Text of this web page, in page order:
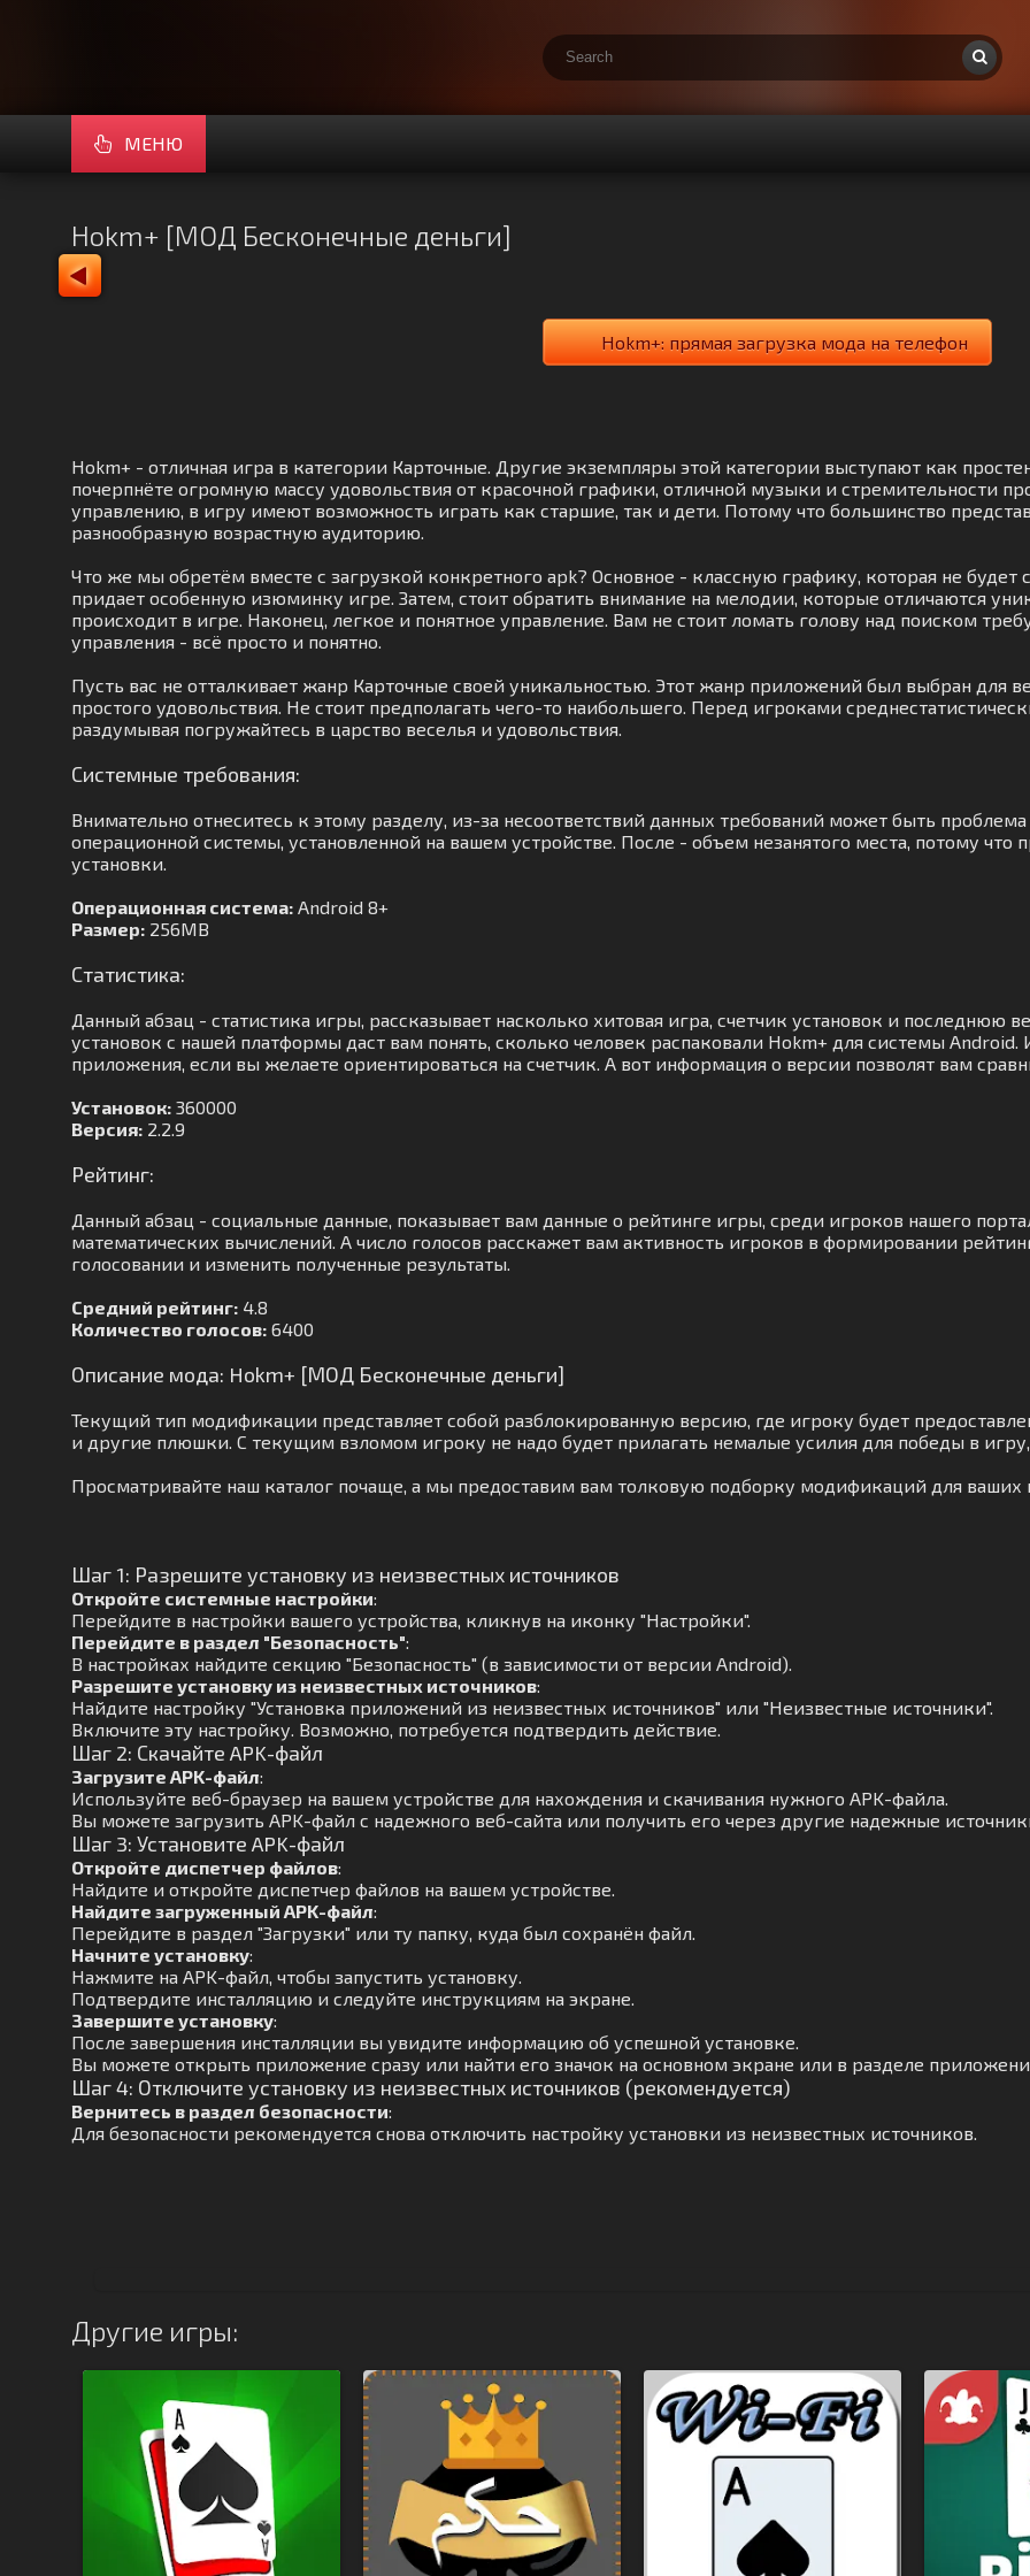
МЕНЮ
Hokm+ [МОД Бесконечные деньги]
Hokm+: прямая загрузка мода на телефон
Hokm+ - отличная игра в категории Карточные. Другие экземпляры этой категории выступают как
почерпнёте огромную массу удовольствия от красочной графики, отличной музыки и стремительности
управлению, в игру имеют возможность играть как старшие, так и дети. Потому что большинство
разнообразную возрастную аудиторию.
Что же мы обретём вместе с загрузкой конкретного apk? Основное - классную графику, которая не
придает особенную изюминку игре. Затем, стоит обратить внимание на мелодии, которые отличаются
происходит в игре. Наконец, легкое и понятное управление. Вам не стоит ломать голову над поиском
управления - всё просто и понятно.
Пусть вас не отталкивает жанр Карточные своей уникальностью. Этот жанр приложений был выбран для
простого удовольствия. Не стоит предполагать чего-то наибольшего. Перед игроками
раздумывая погружайтесь в царство веселья и удовольствия.
Системные требования:
Внимательно отнеситесь к этому разделу, из-за несоответствий данных требований может быть
операционной системы, установленной на вашем устройстве. После - объем незанятого места, потому что
установки.
Операционная система: Android 8+
Размер: 256MB
Статистика:
Данный абзац - статистика игры, рассказывает насколько хитовая игра, счетчик установок и последнюю
установок с нашей платформы даст вам понять, сколько человек распаковали Hokm+ для системы
приложения, если вы желаете ориентироваться на счетчик. А вот информация о версии позволят вам
Установок: 360000
Версия: 2.2.9
Рейтинг:
Данный абзац - социальные данные, показывает вам данные о рейтинге игры, среди игроков нашего
математических вычислений. А число голосов расскажет вам активность игроков в формировании
голосовании и изменить полученные результаты.
Средний рейтинг: 4.8
Количество голосов: 6400
Описание мода: Hokm+ [МОД Бесконечные деньги]
Текущий тип модификации представляет собой разблокированную версию, где игроку будет
и другие плюшки. С текущим взломом игроку не надо будет прилагать немалые усилия для победы в
Просматривайте наш каталог почаще, а мы предоставим вам толковую подборку модификаций для
Шаг 1: Разрешите установку из неизвестных источников
Откройте системные настройки:
Перейдите в настройки вашего устройства, кликнув на иконку "Настройки".
Перейдите в раздел "Безопасность":
В настройках найдите секцию "Безопасность" (в зависимости от версии Android).
Разрешите установку из неизвестных источников:
Найдите настройку "Установка приложений из неизвестных источников" или "Неизвестные источники".
Включите эту настройку. Возможно, потребуется подтвердить действие.
Шаг 2: Скачайте APK-файл
Загрузите APK-файл:
Используйте веб-браузер на вашем устройстве для нахождения и скачивания нужного APK-файла.
Вы можете загрузить APK-файл с надежного веб-сайта или получить его через другие надежные
Шаг 3: Установите APK-файл
Откройте диспетчер файлов:
Найдите и откройте диспетчер файлов на вашем устройстве.
Найдите загруженный APK-файл:
Перейдите в раздел "Загрузки" или ту папку, куда был сохранён файл.
Начните установку:
Нажмите на APK-файл, чтобы запустить установку.
Подтвердите инсталляцию и следуйте инструкциям на экране.
Завершите установку:
После завершения инсталляции вы увидите информацию об успешной установке.
Вы можете открыть приложение сразу или найти его значок на основном экране или в разделе
Шаг 4: Отключите установку из неизвестных источников (рекомендуется)
Вернитесь в раздел безопасности:
Для безопасности рекомендуется снова отключить настройку установки из неизвестных источников.
Другие игры: